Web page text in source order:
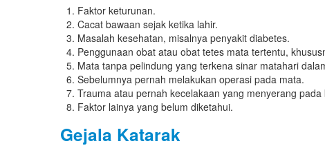
Faktor keturunan.
Cacat bawaan sejak ketika lahir.
Masalah kesehatan, misalnya penyakit diabetes.
Penggunaan obat atau obat tetes mata tertentu,
Mata tanpa pelindung yang terkena sinar matahari
Sebelumnya pernah melakukan operasi pada mata.
Trauma atau pernah kecelakaan yang menyerang pada
Faktor lainya yang belum diketahui.
Gejala Katarak